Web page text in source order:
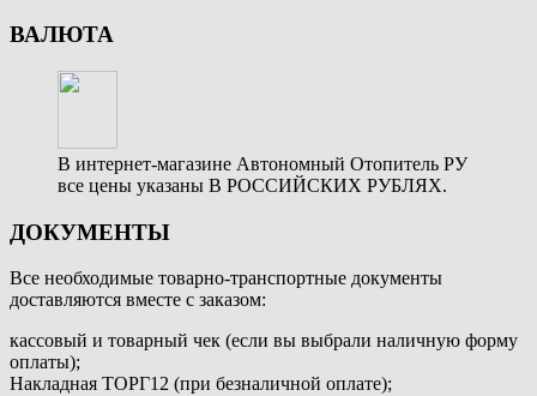
ВАЛЮТА
В интернет-магазине Автономный Отопитель РУ
все цены указаны В РОССИЙСКИХ РУБЛЯХ.
ДОКУМЕНТЫ
Все необходимые товарно-транспортные документы
доставляются вместе с заказом:
кассовый и товарный чек (если вы выбрали наличную форму
оплаты);
Накладная ТОРГ12 (при безналичной оплате);